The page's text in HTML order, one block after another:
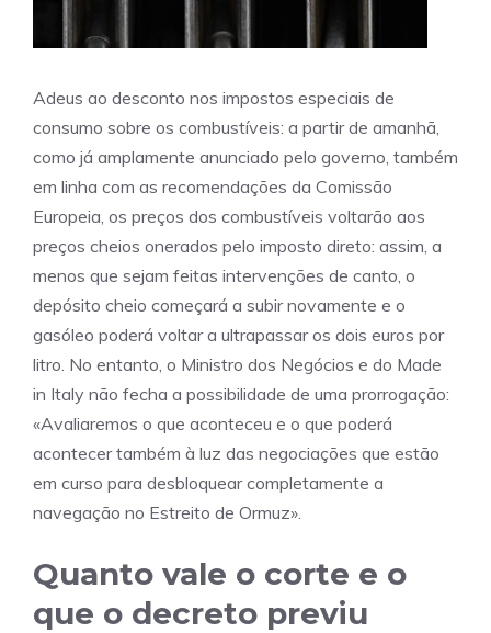
Adeus ao desconto nos impostos especiais de
consumo sobre os combustíveis: a partir de amanhã,
como já amplamente anunciado pelo governo, também
em linha com as recomendações da Comissão
Europeia, os preços dos combustíveis voltarão aos
preços cheios onerados pelo imposto direto: assim, a
menos que sejam feitas intervenções de canto, o
depósito cheio começará a subir novamente e o
gasóleo poderá voltar a ultrapassar os dois euros por
litro. No entanto, o Ministro dos Negócios e do Made
in Italy não fecha a possibilidade de uma prorrogação:
«Avaliaremos o que aconteceu e o que poderá
acontecer também à luz das negociações que estão
em curso para desbloquear completamente a
navegação no Estreito de Ormuz».
Quanto vale o corte e o
que o decreto previu